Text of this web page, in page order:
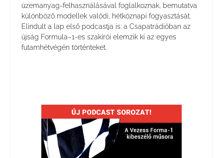
üzemanyag-felhasználásával foglalkoznak, bemutatva
különböző modellek valódi, hétköznapi fogyasztását.
Elindult a lap első podcastja is: a Csapatrádióban az
újság Formula–1-es szakírói elemzik ki az egyes
futamhétvégén történteket.